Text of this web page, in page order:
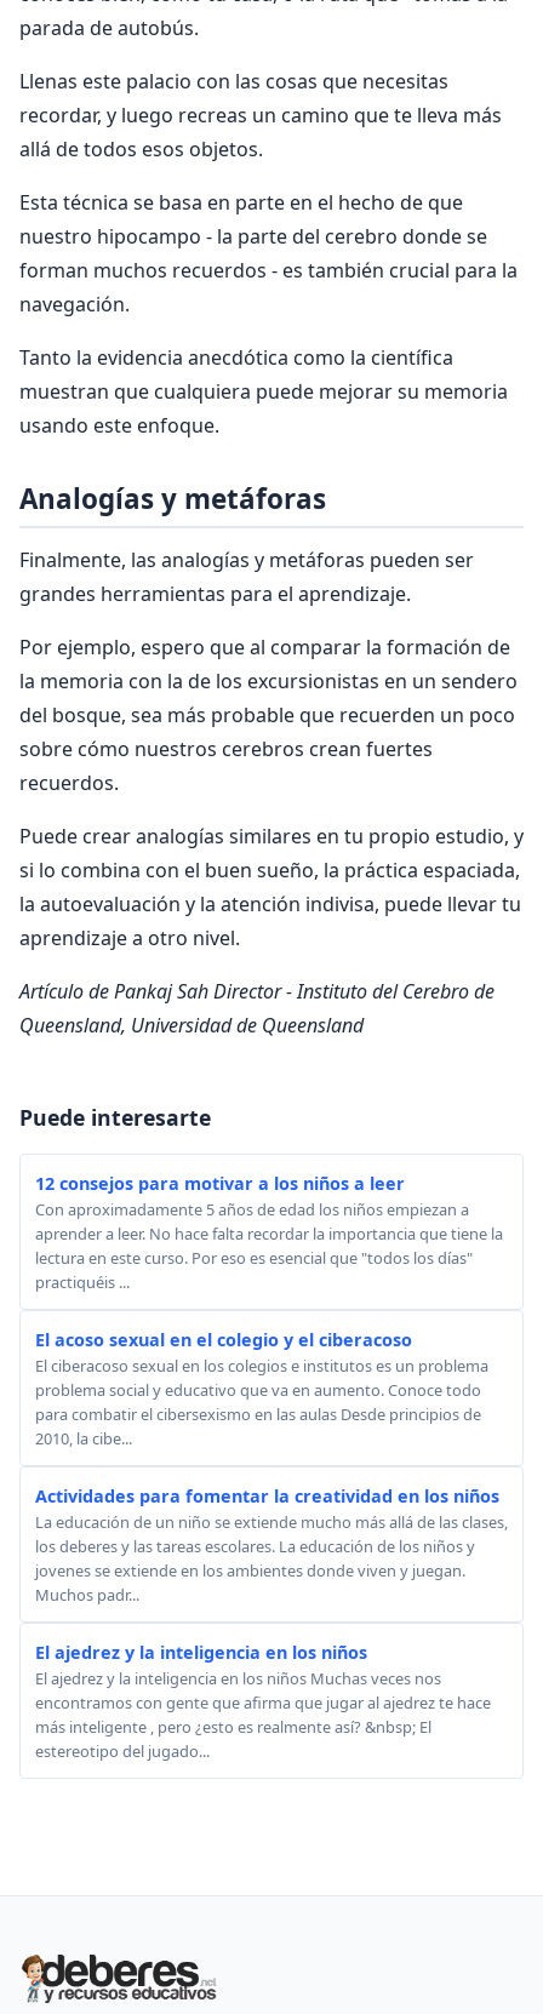
parada de autobús.
Llenas este palacio con las cosas que necesitas
recordar, y luego recreas un camino que te lleva más
allá de todos esos objetos.
Esta técnica se basa en parte en el hecho de que
nuestro hipocampo - la parte del cerebro donde se
forman muchos recuerdos - es también crucial para la
navegación.
Tanto la evidencia anecdótica como la científica
muestran que cualquiera puede mejorar su memoria
usando este enfoque.
Analogías y metáforas
Finalmente, las analogías y metáforas pueden ser
grandes herramientas para el aprendizaje.
Por ejemplo, espero que al comparar la formación de
la memoria con la de los excursionistas en un sendero
del bosque, sea más probable que recuerden un poco
sobre cómo nuestros cerebros crean fuertes
recuerdos.
Puede crear analogías similares en tu propio estudio, y
si lo combina con el buen sueño, la práctica espaciada,
la autoevaluación y la atención indivisa, puede llevar tu
aprendizaje a otro nivel.
Artículo de Pankaj SahDirector - Instituto del Cerebro de
Queensland, Universidad de Queensland
Puede interesarte
12 consejos para motivar a los niños a leer
Con aproximadamente 5 años de edad los niños empiezan a
aprender a leer. No hace falta recordar la importancia que tiene la
lectura en este curso. Por eso es esencial que "todos los días"
practiquéis ...
El acoso sexual en el colegio y el ciberacoso
El ciberacoso sexual en los colegios e institutos es un problema
problema social y educativo que va en aumento. Conoce todo
para combatir el cibersexismo en las aulas Desde principios de
2010, la cibe...
Actividades para fomentar la creatividad en los niños
La educación de un niño se extiende mucho más allá de las clases,
los deberes y las tareas escolares. La educación de los niños y
jovenes se extiende en los ambientes donde viven y juegan.
Muchos padr...
El ajedrez y la inteligencia en los niños
El ajedrez y la inteligencia en los niños Muchas veces nos
encontramos con gente que afirma que jugar al ajedrez te hace
más inteligente , pero ¿esto es realmente así? &nbsp; El
estereotipo del jugado...